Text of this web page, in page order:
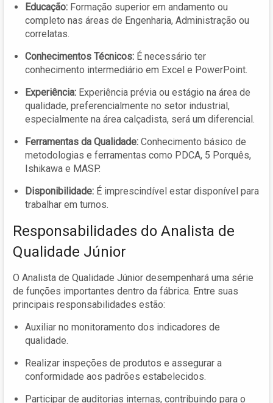
Educação: Formação superior em andamento ou
completo nas áreas de Engenharia, Administração ou
correlatas.
Conhecimentos Técnicos: É necessário ter
conhecimento intermediário em Excel e PowerPoint.
Experiência: Experiência prévia ou estágio na área de
qualidade, preferencialmente no setor industrial,
especialmente na área calçadista, será um diferencial.
Ferramentas da Qualidade: Conhecimento básico de
metodologias e ferramentas como PDCA, 5 Porquês,
Ishikawa e MASP.
Disponibilidade: É imprescindível estar disponível para
trabalhar em turnos.
Responsabilidades do Analista de
Qualidade Júnior
O Analista de Qualidade Júnior desempenhará uma série
de funções importantes dentro da fábrica. Entre suas
principais responsabilidades estão:
Auxiliar no monitoramento dos indicadores de
qualidade.
Realizar inspeções de produtos e assegurar a
conformidade aos padrões estabelecidos.
Participar de auditorias internas, contribuindo para o